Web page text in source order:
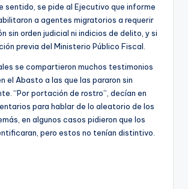
sentido, se pide al Ejecutivo que informe
a agentes migratorios a requerir
sin orden judicial ni indicios de delito, y si
previa del Ministerio Público Fiscal.
se compartieron muchos testimonios
el Abasto a las que las pararon sin
“Por portación de rostro”, decían en
para hablar de lo aleatorio de los
en algunos casos pidieron que los
pero estos no tenían distintivo.